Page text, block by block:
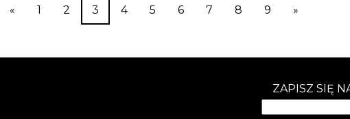
« 1 2 3 4 5 6 7 8 9 »
ZAPISZ SIĘ